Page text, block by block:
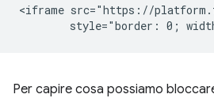
<iframe src="https://
Per capire cosa possiamo